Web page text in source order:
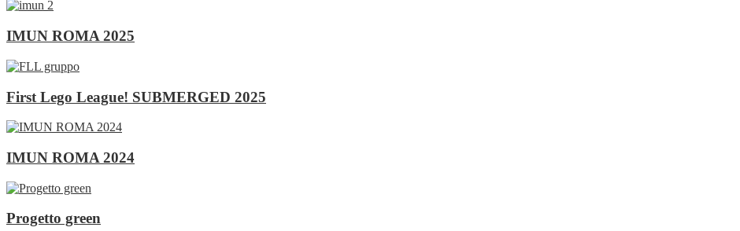
IMUN ROMA 2025
First Lego League! SUBMERGED 2025
IMUN ROMA 2024
Progetto green